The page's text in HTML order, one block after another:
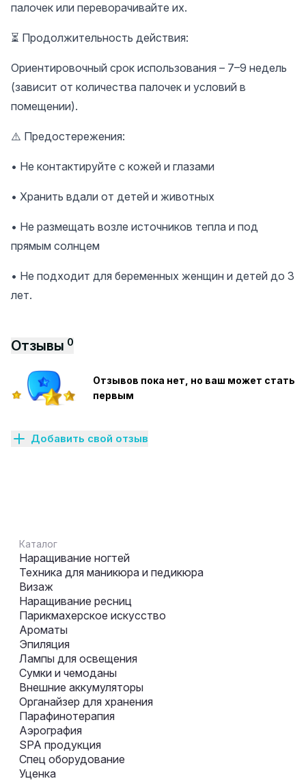
палочек или переворачивайте их.
⏳ Продолжительность действия:
Ориентировочный срок использования – 7–9 недель
(зависит от количества палочек и условий в
помещении).
⚠️ Предостережения:
• Не контактируйте с кожей и глазами
• Хранить вдали от детей и животных
• Не размещать возле источников тепла и под
прямым солнцем
• Не подходит для беременных женщин и детей до 3
лет.
Отзывы 0
Отзывов пока нет, но ваш может стать
первым
Добавить свой отзыв
Каталог
Наращивание ногтей
Техника для маникюра и педикюра
Визаж
Наращивание ресниц
Парикмахерское искусство
Ароматы
Эпиляция
Лампы для освещения
Сумки и чемоданы
Внешние аккумуляторы
Органайзер для хранения
Парафинотерапия
Аэрография
SPA продукция
Спец оборудование
Уценка